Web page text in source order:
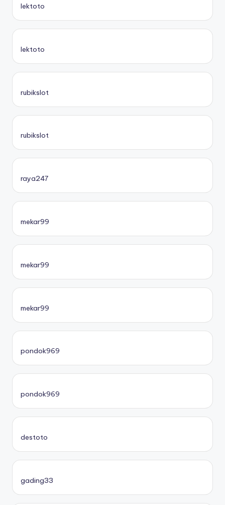
lektoto
lektoto
rubikslot
rubikslot
raya247
mekar99
mekar99
mekar99
pondok969
pondok969
destoto
gading33